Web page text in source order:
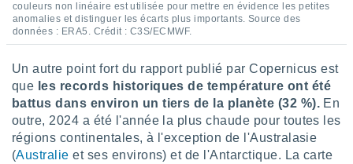
et
les
le
de
couleurs non linéaire est utilisée pour mettre en évidence les petites
anomalies et distinguer les écarts plus importants. Source des
données : ERA5. Crédit : C3S/ECMWF.
Un autre point fort du rapport publié par Copernicus est
que les records historiques de température ont été
battus dans environ un tiers de la planète (32 %). En
outre, 2024 a été l'année la plus chaude pour toutes les
régions continentales, à l'exception de l'Australasie
(Australie et ses environs) et de l'Antarctique. La carte